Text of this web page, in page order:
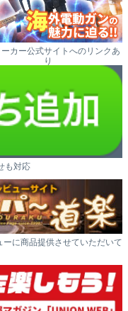
カー公式サイトへのリンクあ
り
も対応
に商品提供させていただいて